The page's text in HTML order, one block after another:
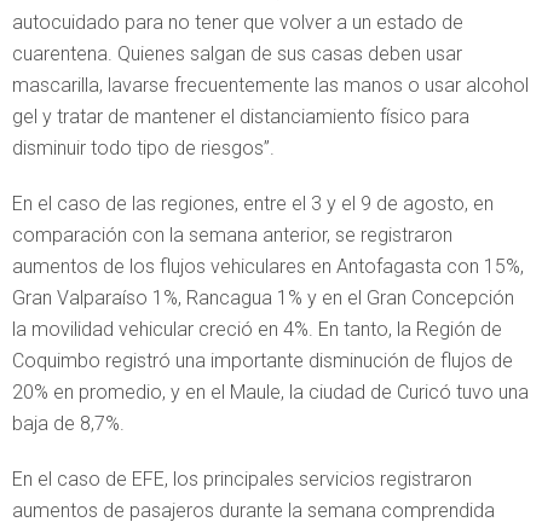
autocuidado para no tener que volver a un estado de
cuarentena. Quienes salgan de sus casas deben usar
mascarilla, lavarse frecuentemente las manos o usar alcohol
gel y tratar de mantener el distanciamiento físico para
disminuir todo tipo de riesgos”.
En el caso de las regiones, entre el 3 y el 9 de agosto, en
comparación con la semana anterior, se registraron
aumentos de los flujos vehiculares en Antofagasta con 15%,
Gran Valparaíso 1%, Rancagua 1% y en el Gran Concepción
la movilidad vehicular creció en 4%. En tanto, la Región de
Coquimbo registró una importante disminución de flujos de
20% en promedio, y en el Maule, la ciudad de Curicó tuvo una
baja de 8,7%.
En el caso de EFE, los principales servicios registraron
aumentos de pasajeros durante la semana comprendida